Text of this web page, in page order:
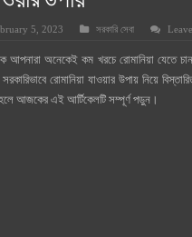
জুডিশিয়াল ম্যাজিস্ট্রেট এর সুযোগ সুবিধা
কেনার নিয়ম ২০২৫
নিয়ম ২০২৫
5, 2023 সরকারি সেবা
আপনারা অনেকেই কম খরচে রোমানিয়া যেতে
রোমানিয়া যাওয়ার উপায় নিয়ে
আজকের এই আর্টিকেলটি সম্পূর্ণ পড়ুন।